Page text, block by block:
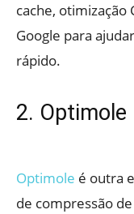
cache, otimização
Google para
rápido.
2. Optimole
Optimole é outra
de compressão